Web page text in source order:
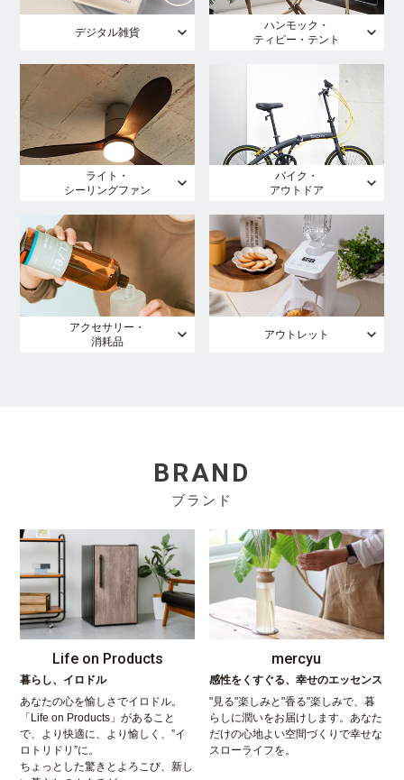
デジタル雑貨
ハンモック・
ティピー・テント
ライト・
シーリングファン
バイク・
アウトドア
アクセサリー・
消耗品
アウトレット
BRAND
ブランド
Life on Products
暮らし、イロドル
あなたの心を愉しさでイロドル。
「Life on Products」があること
で、より快適に、より愉しく、”イ
ロトリドリ”に。
ちょっとした驚きとよろこび、新し
mercyu
感性をくすぐる、幸せのエッセンス
"見る"楽しみと"香る"楽しみで、暮
らしに潤いをお届けします。あなた
だけの心地よい空間づくりで幸せな
スローライフを。